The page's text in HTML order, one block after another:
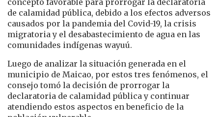
de calamidad pública, debido a los efectos adversos
causados por la pandemia del Covid-19, la crisis
migratoria y el desabastecimiento de agua en las
comunidades indígenas wayuú.
Luego de analizar la situación generada en el
municipio de Maicao, por estos tres fenómenos, el
consejo tomó la decisión de prorrogar la
declaratoria de calamidad pública y continuar
atendiendo estos aspectos en beneficio de la